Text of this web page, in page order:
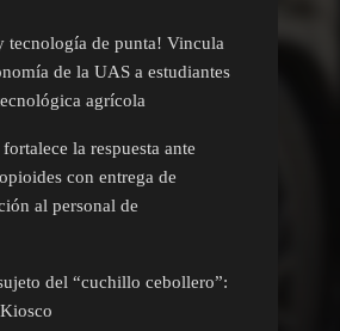
tecnología de punta! Vincula
de la UAS a estudiantes
agrícola
la respuesta ante
con entrega de
al personal de
del “cuchillo cebollero”: